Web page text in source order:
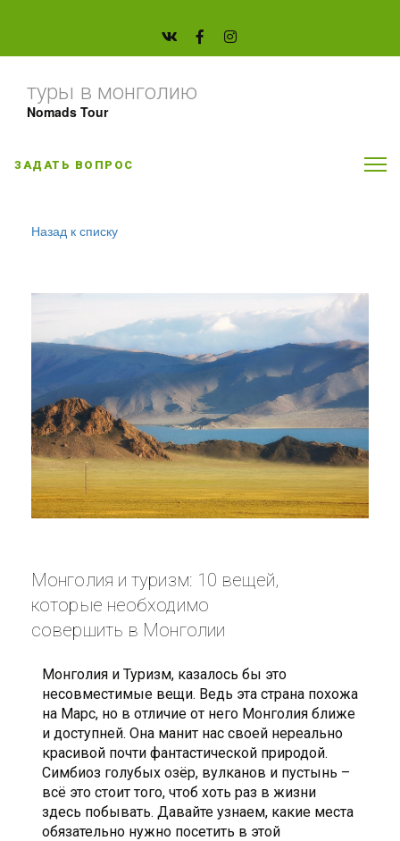
туры в монголию
Nomads Tour
ЗАДАТЬ ВОПРОС
Назад к списку
Монголия и туризм: 10 вещей,
которые необходимо
совершить в Монголии
Монголия и Туризм, казалось бы это
несовместимые вещи. Ведь эта страна похожа
на Марс, но в отличие от него Монголия ближе
и доступней. Она манит нас своей нереально
красивой почти фантастической природой.
Симбиоз голубых озёр, вулканов и пустынь –
всё это стоит того, чтоб хоть раз в жизни
здесь побывать. Давайте узнаем, какие места
обязательно нужно посетить в этой